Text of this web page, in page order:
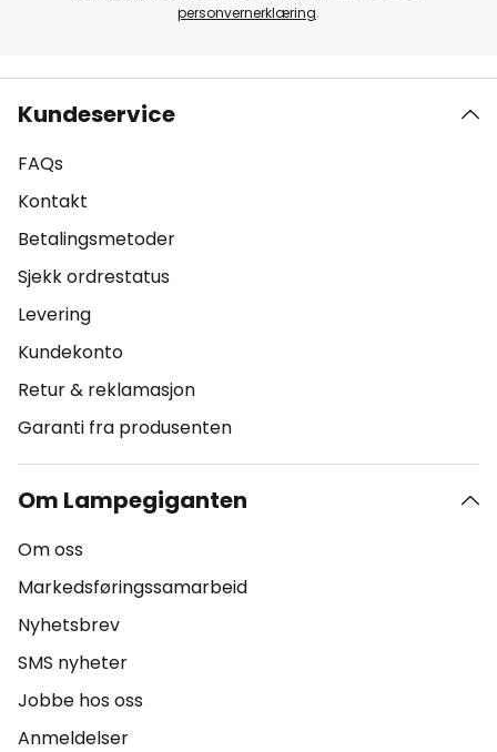
personvernerklæring.
Kundeservice
FAQs
Kontakt
Betalingsmetoder
Sjekk ordrestatus
Levering
Kundekonto
Retur & reklamasjon
Garanti fra produsenten
Om Lampegiganten
Om oss
Markedsføringssamarbeid
Nyhetsbrev
SMS nyheter
Jobbe hos oss
Anmeldelser